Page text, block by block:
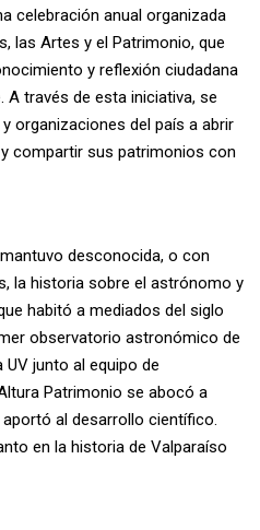
celebración anual organizada
las Artes y el Patrimonio, que
y reflexión ciudadana
través de esta iniciativa, se
organizaciones del país a abrir
compartir sus patrimonios con
desconocida, o con
la historia sobre el astrónomo y
habitó a mediados del siglo
observatorio astronómico de
junto al equipo de
Patrimonio se abocó a
al desarrollo científico.
en la historia de Valparaíso